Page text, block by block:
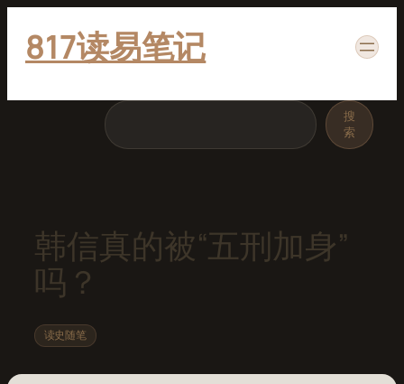
817读易笔记
搜
索
韩信真的被“五刑加身”
吗？
读史随笔